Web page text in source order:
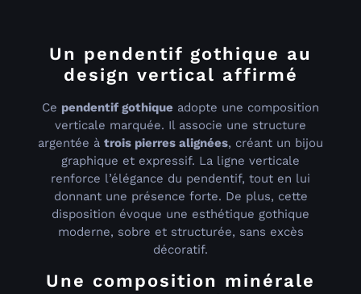
Un pendentif gothique au
design vertical affirmé
Ce pendentif gothique adopte une composition
verticale marquée. Il associe une structure
argentée à trois pierres alignées, créant un bijou
graphique et expressif. La ligne verticale
renforce l’élégance du pendentif, tout en lui
donnant une présence forte. De plus, cette
disposition évoque une esthétique gothique
moderne, sobre et structurée, sans excès
décoratif.
Une composition minérale